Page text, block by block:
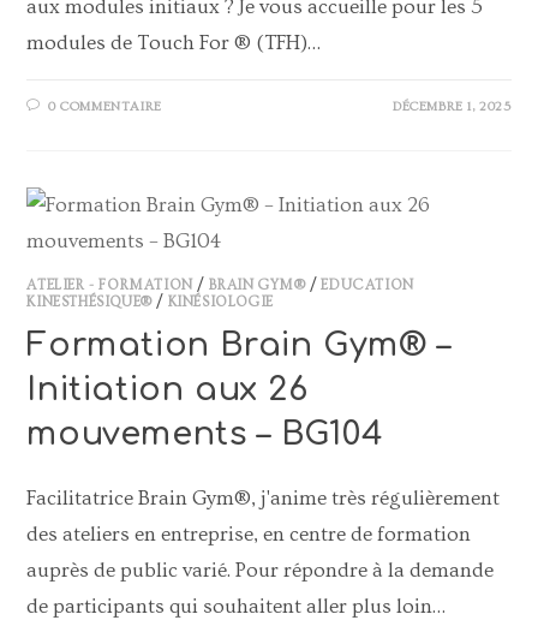
aux modules initiaux ? Je vous accueille pour les 5
modules de Touch For ® (TFH)…
0 COMMENTAIRE DÉCEMBRE 1, 2025
ATELIER - FORMATION / BRAIN GYM®/EDUCATION
KINESTHÉSIQUE®/ KINÉSIOLOGIE
Formation Brain Gym® –
Initiation aux 26
mouvements – BG104
Facilitatrice Brain Gym®, j'anime très régulièrement
des ateliers en entreprise, en centre de formation
auprès de public varié. Pour répondre à la demande
de participants qui souhaitent aller plus loin…